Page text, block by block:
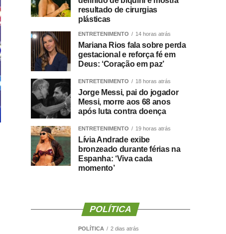
resultado de cirurgias
plásticas
ENTRETENIMENTO 14 horas atrás
Mariana Rios fala sobre perda
gestacional e reforça fé em
Deus: ‘Coração em paz’
ENTRETENIMENTO 18 horas atrás
Jorge Messi, pai do jogador
Messi, morre aos 68 anos
após luta contra doença
ENTRETENIMENTO 19 horas atrás
Lívia Andrade exibe
bronzeado durante férias na
Espanha: ‘Viva cada
momento’
POLÍTICA
POLÍTICA 2 dias atrás